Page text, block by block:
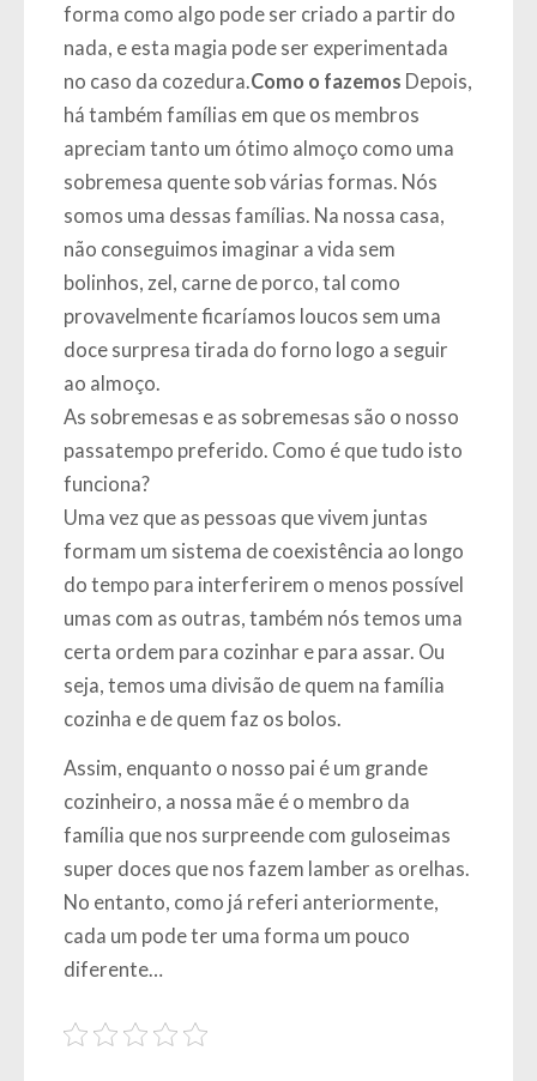
forma como algo pode ser criado a partir do
nada, e esta magia pode ser experimentada
no caso da cozedura.Como o fazemos Depois,
há também famílias em que os membros
apreciam tanto um ótimo almoço como uma
sobremesa quente sob várias formas. Nós
somos uma dessas famílias. Na nossa casa,
não conseguimos imaginar a vida sem
bolinhos, zel, carne de porco, tal como
provavelmente ficaríamos loucos sem uma
doce surpresa tirada do forno logo a seguir
ao almoço.
As sobremesas e as sobremesas são o nosso
passatempo preferido. Como é que tudo isto
funciona?
Uma vez que as pessoas que vivem juntas
formam um sistema de coexistência ao longo
do tempo para interferirem o menos possível
umas com as outras, também nós temos uma
certa ordem para cozinhar e para assar. Ou
seja, temos uma divisão de quem na família
cozinha e de quem faz os bolos.
Assim, enquanto o nosso pai é um grande
cozinheiro, a nossa mãe é o membro da
família que nos surpreende com guloseimas
super doces que nos fazem lamber as orelhas.
No entanto, como já referi anteriormente,
cada um pode ter uma forma um pouco
diferente…